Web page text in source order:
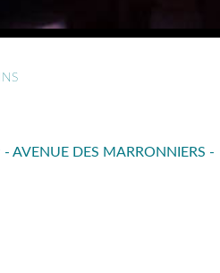
AVENUE DES MARRONNIERS -